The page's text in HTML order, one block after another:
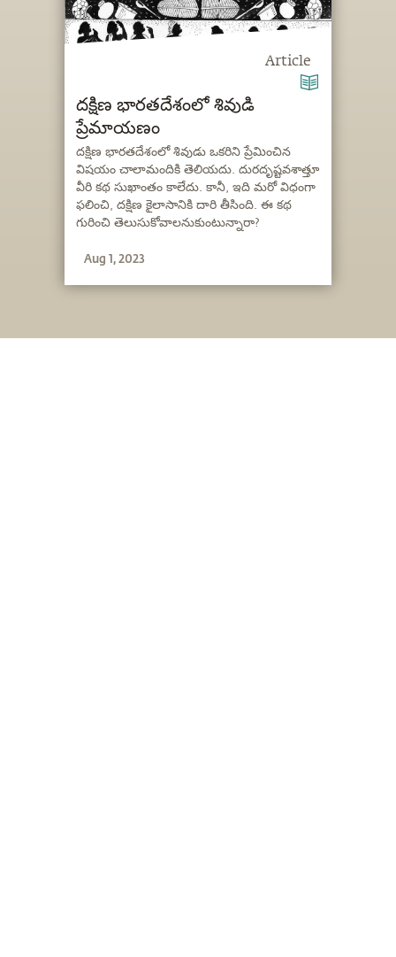
Article
దక్షిణ భారతదేశంలో శివుడి
ప్రేమాయణం
దక్షిణ భారతదేశంలో శివుడు ఒకరిని ప్రేమించిన
విషయం చాలామందికి తెలియదు. దురదృష్టవశాత్తూ
వీరి కథ సుఖాంతం కాలేదు. కానీ, ఇది మరో విధంగా
ఫలించి, దక్షిణ కైలాసానికి దారి తీసింది. ఈ కథ
గురించి తెలుసుకోవాలనుకుంటున్నారా?
Aug 1, 2023